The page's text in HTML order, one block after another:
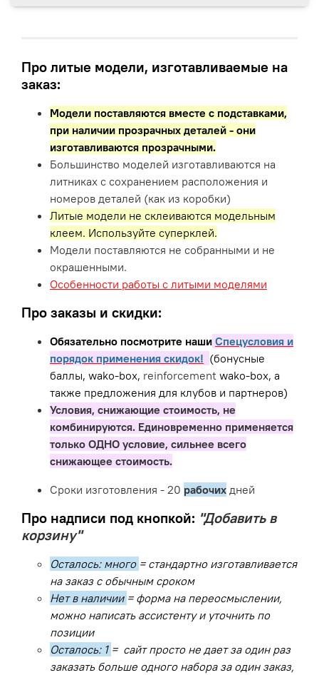
Про литые модели, изготавливаемые на
заказ:
Модели поставляются вместе с подставками,
при наличии прозрачных деталей - они
изготавливаются прозрачными.
Большинство моделей изготавливаются на
литниках с сохранением расположения и
номеров деталей (как из коробки)
Литые модели не склеиваются модельным
клеем. Используйте суперклей.
Модели поставляются не собранными и не
окрашенными.
Особенности работы с литыми моделями
Про заказы и скидки:
Обязательно посмотрите наши Спецусловия и
порядок применения скидок! (бонусные
баллы, wako-box, reinforcement wako-box, а
также предложения для клубов и партнеров)
Условия, снижающие стоимость, не
комбинируются. Единовременно применяется
только ОДНО условие, сильнее всего
снижающее стоимость.
Сроки изготовления - 20 рабочих дней
Про надписи под кнопкой: "Добавить в
корзину"
Осталось: много = стандартно изготавливается
на заказ с обычным сроком
Нет в наличии = форма на переосмыслении,
можно написать ассистенту и уточнить по
позиции
Осталось: 1 = сайт просто не дает за один раз
заказать больше одного набора за один заказ,